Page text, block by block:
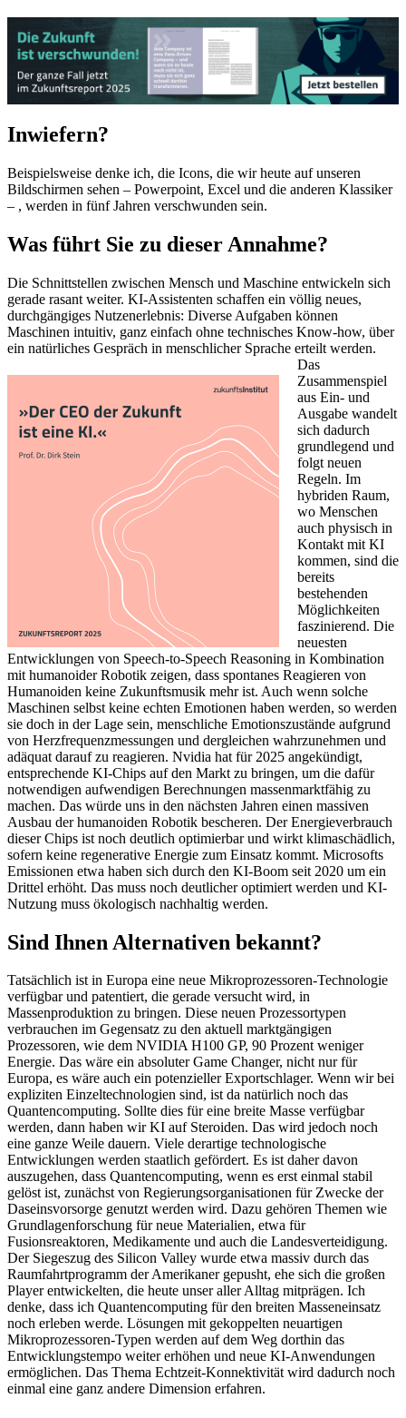
Inwiefern?
Beispielsweise denke ich, die Icons, die wir heute auf unseren
Bildschirmen sehen – Powerpoint, Excel und die anderen Klassiker
– , werden in fünf Jahren verschwunden sein.
Was führt Sie zu dieser Annahme?
Die Schnittstellen zwischen Mensch und Maschine entwickeln sich
gerade rasant weiter. KI-Assistenten schaffen ein völlig neues,
durchgängiges Nutzenerlebnis: Diverse Aufgaben können
Maschinen intuitiv, ganz einfach ohne technisches Know-how, über
ein natürliches Gespräch in menschlicher Sprache erteilt werden.
Das
Zusammenspiel
aus Ein- und
Ausgabe wandelt
sich dadurch
grundlegend und
folgt neuen
Regeln. Im
hybriden Raum,
wo Menschen
auch physisch in
Kontakt mit KI
kommen, sind die
bereits
bestehenden
Möglichkeiten
faszinierend. Die
neuesten
Entwicklungen von Speech-to-Speech Reasoning in Kombination
mit humanoider Robotik zeigen, dass spontanes Reagieren von
Humanoiden keine Zukunftsmusik mehr ist. Auch wenn solche
Maschinen selbst keine echten Emotionen haben werden, so werden
sie doch in der Lage sein, menschliche Emotionszustände aufgrund
von Herzfrequenzmessungen und dergleichen wahrzunehmen und
adäquat darauf zu reagieren. Nvidia hat für 2025 angekündigt,
entsprechende KI-Chips auf den Markt zu bringen, um die dafür
notwendigen aufwendigen Berechnungen massenmarktfähig zu
machen. Das würde uns in den nächsten Jahren einen massiven
Ausbau der humanoiden Robotik bescheren. Der Energieverbrauch
dieser Chips ist noch deutlich optimierbar und wirkt klimaschädlich,
sofern keine regenerative Energie zum Einsatz kommt. Microsofts
Emissionen etwa haben sich durch den KI-Boom seit 2020 um ein
Drittel erhöht. Das muss noch deutlicher optimiert werden und KI-
Nutzung muss ökologisch nachhaltig werden.
Sind Ihnen Alternativen bekannt?
Tatsächlich ist in Europa eine neue Mikroprozessoren-Technologie
verfügbar und patentiert, die gerade versucht wird, in
Massenproduktion zu bringen. Diese neuen Prozessortypen
verbrauchen im Gegensatz zu den aktuell marktgängigen
Prozessoren, wie dem NVIDIA H100 GP, 90 Prozent weniger
Energie. Das wäre ein absoluter Game Changer, nicht nur für
Europa, es wäre auch ein potenzieller Exportschlager. Wenn wir bei
expliziten Einzeltechnologien sind, ist da natürlich noch das
Quantencomputing. Sollte dies für eine breite Masse verfügbar
werden, dann haben wir KI auf Steroiden. Das wird jedoch noch
eine ganze Weile dauern. Viele derartige technologische
Entwicklungen werden staatlich gefördert. Es ist daher davon
auszugehen, dass Quantencomputing, wenn es erst einmal stabil
gelöst ist, zunächst von Regierungsorganisationen für Zwecke der
Daseinsvorsorge genutzt werden wird. Dazu gehören Themen wie
Grundlagenforschung für neue Materialien, etwa für
Fusionsreaktoren, Medikamente und auch die Landesverteidigung.
Der Siegeszug des Silicon Valley wurde etwa massiv durch das
Raumfahrtprogramm der Amerikaner gepusht, ehe sich die großen
Player entwickelten, die heute unser aller Alltag mitprägen. Ich
denke, dass ich Quantencomputing für den breiten Masseneinsatz
noch erleben werde. Lösungen mit gekoppelten neuartigen
Mikroprozessoren-Typen werden auf dem Weg dorthin das
Entwicklungstempo weiter erhöhen und neue KI-Anwendungen
ermöglichen. Das Thema Echtzeit-Konnektivität wird dadurch noch
einmal eine ganz andere Dimension erfahren.